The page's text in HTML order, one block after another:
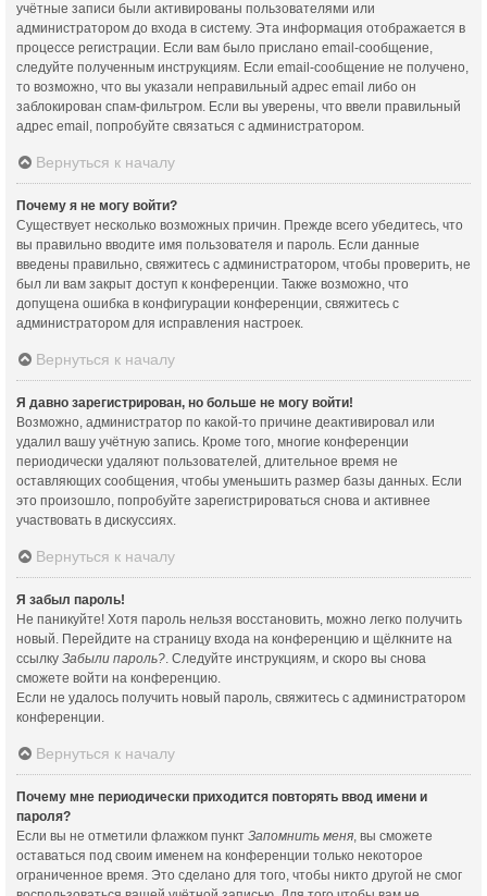
учётные записи были активированы пользователями или
администратором до входа в систему. Эта информация отображается в
процессе регистрации. Если вам было прислано email-сообщение,
следуйте полученным инструкциям. Если email-сообщение не получено,
то возможно, что вы указали неправильный адрес email либо он
заблокирован спам-фильтром. Если вы уверены, что ввели правильный
адрес email, попробуйте связаться с администратором.
Вернуться к началу
Почему я не могу войти?
Существует несколько возможных причин. Прежде всего убедитесь, что
вы правильно вводите имя пользователя и пароль. Если данные
введены правильно, свяжитесь с администратором, чтобы проверить, не
был ли вам закрыт доступ к конференции. Также возможно, что
допущена ошибка в конфигурации конференции, свяжитесь с
администратором для исправления настроек.
Вернуться к началу
Я давно зарегистрирован, но больше не могу войти!
Возможно, администратор по какой-то причине деактивировал или
удалил вашу учётную запись. Кроме того, многие конференции
периодически удаляют пользователей, длительное время не
оставляющих сообщения, чтобы уменьшить размер базы данных. Если
это произошло, попробуйте зарегистрироваться снова и активнее
участвовать в дискуссиях.
Вернуться к началу
Я забыл пароль!
Не паникуйте! Хотя пароль нельзя восстановить, можно легко получить
новый. Перейдите на страницу входа на конференцию и щёлкните на
ссылку Забыли пароль?. Следуйте инструкциям, и скоро вы снова
сможете войти на конференцию.
Если не удалось получить новый пароль, свяжитесь с администратором
конференции.
Вернуться к началу
Почему мне периодически приходится повторять ввод имени и
пароля?
Если вы не отметили флажком пункт Запомнить меня, вы сможете
оставаться под своим именем на конференции только некоторое
ограниченное время. Это сделано для того, чтобы никто другой не смог